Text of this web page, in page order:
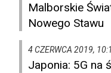
Malborskie
Nowego Stawu
4 CZERWCA 2019,
Japonia: 5G na